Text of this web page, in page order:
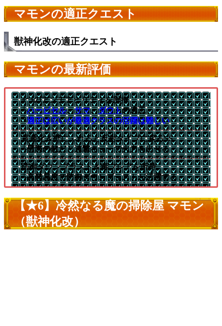
マモンの適正クエスト
獣神化改の適正クエスト
マモンの最新評価
4つのアンチアビリティを所持
└ハービセル、サマ、ダウトの適正
└適正は広いが最適クラスの活躍は難しい
貫通化＆壁にふれると反射タイプに戻るSS
└壁際の敵だと連撃キラーで火力を出せる
防御ダウンブラスト＆毒フレアを所持
└高難易度で防御ダウンブラストが活躍する
【★6】冷然なる魔の掃除屋 マモン
（獣神化改）